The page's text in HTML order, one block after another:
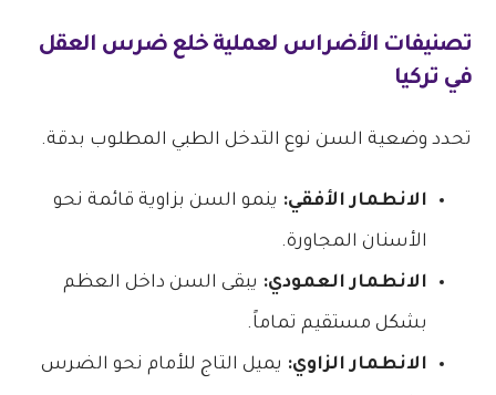
تصنيفات الأضراس لعمليةخلع ضرس العقل
في تركيا
تحدد وضعية السن نوع التدخل الطبي المطلوب بدقة.
الانطمار الأفقي: ينمو السن بزاوية قائمة نحو
الأسنان المجاورة.
الانطمار العمودي: يبقى السن داخل العظم
بشكل مستقيم تماماً.
الانطمار الزاوي: يميل التاج للأمام نحو الضرس